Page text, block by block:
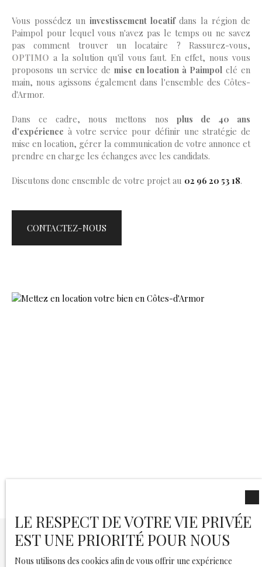
Vous possédez un investissement locatif dans la région de
Paimpol pour lequel vous n'avez pas le temps ou ne savez
pas comment trouver un locataire ? Rassurez-vous,
OPTIMO a la solution qu'il vous faut. En effet, nous vous
proposons un service de mise en location à Paimpol clé en
main, nous agissons également dans l'ensemble des Côtes-
d'Armor.
Dans ce cadre, nous mettons nos plus de 40 ans
d'expérience à votre service pour définir une stratégie de
mise en location, gérer la communication de votre annonce et
prendre en charge les échanges avec les candidats.
Discutons donc ensemble de votre projet au 02 96 20 53 18.
CONTACTEZ-NOUS
Louez sereinement
LE RESPECT DE VOTRE VIE PRIVÉE
EST UNE PRIORITÉ POUR NOUS
Nous utilisons des cookies afin de vous offrir une expérience